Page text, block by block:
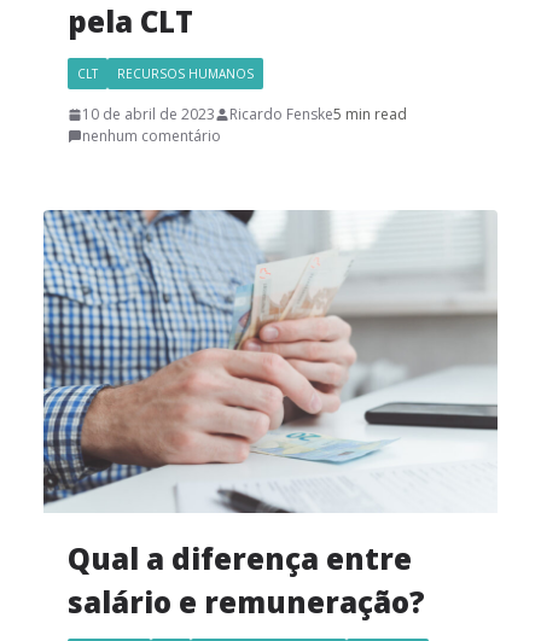
pela CLT
CLT RECURSOS HUMANOS
10 de abril de 2023 Ricardo Fenske5 min read
nenhum comentário
Qual a diferença entre
salário e remuneração?